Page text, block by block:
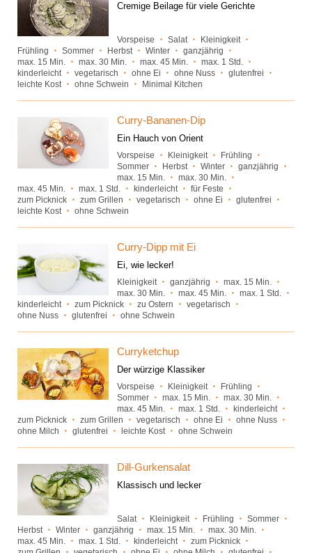
Cremige Beilage für viele Gerichte
Vorspeise Salat
Kleinigkeit
Frühling
Sommer Herbst Winter
ganzjährig
max. 15 Min.
max. 30 Min. max. 45 Min.
max. 1 Std.
kinderleicht
vegetarisch ohne Ei ohne Nuss
glutenfrei
leichte Kost
ohne Schwein Minimal Kitchen
Curry-Bananen-Dip
Ein Hauch von Orient
Vorspeise Kleinigkeit
Frühling
Sommer
Herbst Winter
ganzjährig
max. 15 Min.
max. 30 Min.
max. 45 Min.
max. 1 Std. kinderleicht
für Feste
zum Picknick
zum Grillen vegetarisch ohne Ei
glutenfrei
leichte Kost
ohne Schwein
Curry-Dipp mit Ei
Ei, wie lecker!
Kleinigkeit ganzjährig
max. 15 Min.
max. 30 Min.
max. 45 Min.
max. 1 Std.
kinderleicht
zum Picknick zu Ostern
vegetarisch
ohne Nuss
glutenfrei ohne Schwein
Curryketchup
Der würzige Klassiker
Vorspeise Kleinigkeit
Frühling
Sommer
max. 15 Min.
max. 30 Min.
max. 45 Min.
max. 1 Std.
kinderleicht
zum Picknick
zum Grillen vegetarisch ohne Ei
ohne Nuss
ohne Milch
glutenfrei leichte Kost ohne Schwein
Dill-Gurkensalat
Klassisch und lecker
Salat Kleinigkeit Frühling
Sommer
Herbst
Winter ganzjährig max. 15 Min.
max. 30 Min.
max. 45 Min.
max. 1 Std. kinderleicht
zum Picknick